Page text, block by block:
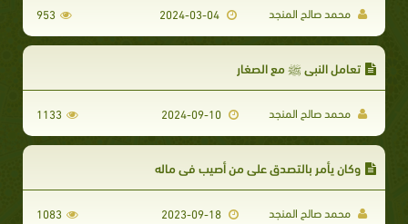
محمد صالح المنجد 2024-03-04
953
تعامل النبي ﷺ مع الصغار
محمد صالح المنجد 2024-09-10
1133
وكان يأمر بالتصدق على من أصيب في ماله
محمد صالح المنجد 2023-09-18
1083